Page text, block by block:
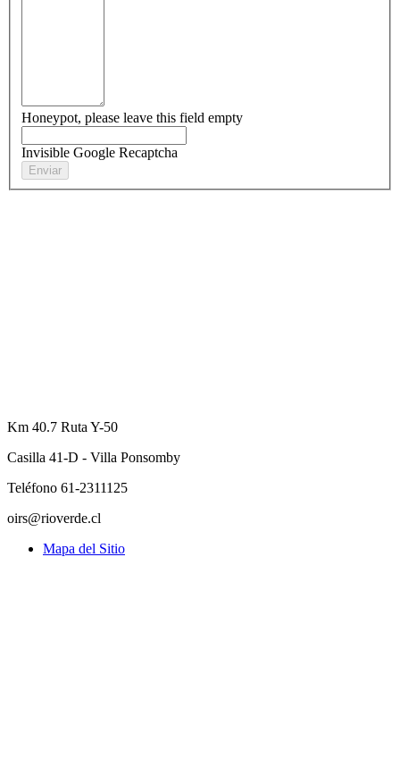
Honeypot, please leave this field empty
Invisible Google Recaptcha
Km 40.7 Ruta Y-50
Casilla 41-D - Villa Ponsomby
Teléfono 61-2311125
oirs@rioverde.cl
Mapa del Sitio